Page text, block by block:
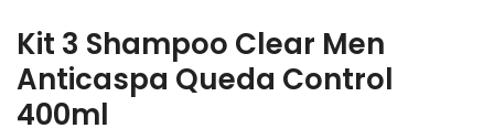
Kit 3 Shampoo Clear Men
Anticaspa Queda Control
400ml